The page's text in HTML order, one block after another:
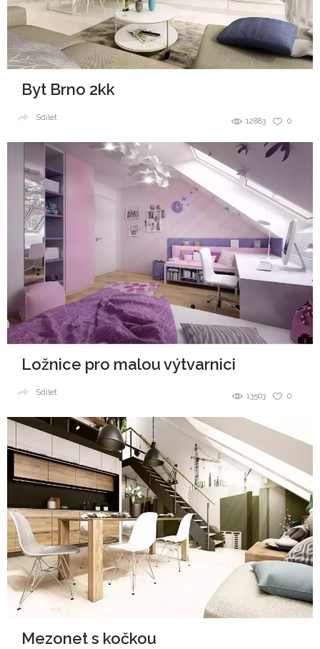
Byt Brno 2kk
0
12883
Sdílet
Ložnice pro malou výtvarnici
0
13503
Sdílet
Mezonet s kočkou